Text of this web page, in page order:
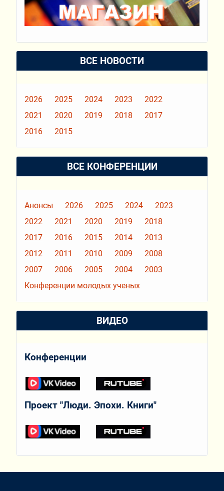
ВСЕ НОВОСТИ
2026 2025 2024 2023
2022
2021
2020 2019 2018
2017
2016
2015
ВСЕ КОНФЕРЕНЦИИ
Анонсы 2026 2025 2024
2023
2022
2021 2020 2019
2018
2017
2016 2015 2014
2013
2012
2011 2010 2009
2008
2007
2006 2005 2004
2003
Конференции молодых ученых
ВИДЕО
Конференции
Проект "Люди. Эпохи. Книги"